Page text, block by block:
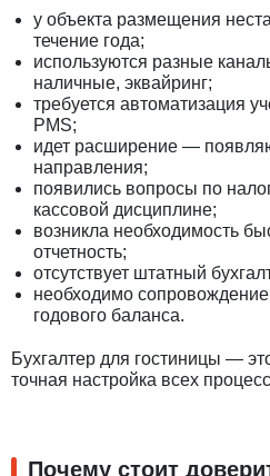
у объекта размещения
течение года;
используются разные
наличные, эквайринг;
требуется автоматизация
PMS;
идет расширение —
направления;
появились вопросы по
кассовой дисциплине;
возникла необходимость
отчетность;
отсутствует штатный
необходимо
годового баланса.
Бухгалтер для гостиницы —
точная настройка всех
Почему стоит